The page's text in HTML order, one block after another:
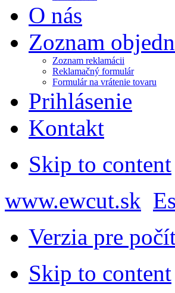
O nás
Zoznam
Zoznam reklamácii
Reklamačný formulár
Formulár na vrátenie tovaru
Prihlásenie
Kontakt
Skip to content
www.ewcut.sk
Verzia pre
Skip to content